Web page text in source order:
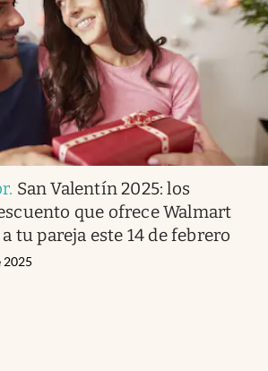
. San Valentín 2025: los
que ofrece Walmart
tu pareja este 14 de febrero
2025